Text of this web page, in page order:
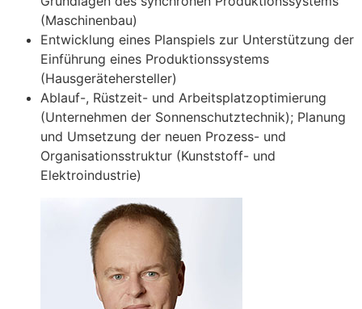
(Maschinenbau)
Entwicklung eines Planspiels zur Unterstützung der
Einführung eines Produktionssystems
(Hausgerätehersteller)
Ablauf-, Rüstzeit- und Arbeitsplatzoptimierung
(Unternehmen der Sonnenschutztechnik); Planung
und Umsetzung der neuen Prozess- und
Organisationsstruktur (Kunststoff- und
Elektroindustrie)